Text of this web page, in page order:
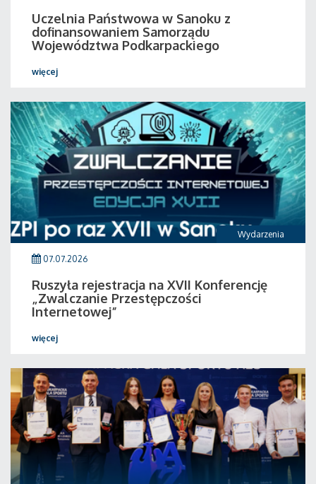
Uczelnia Państwowa w Sanoku z
dofinansowaniem Samorządu
Województwa Podkarpackiego
więcej
Wydarzenia
07.07.2026
Ruszyła rejestracja na XVII Konferencję
„Zwalczanie Przestępczości
Internetowej”
więcej